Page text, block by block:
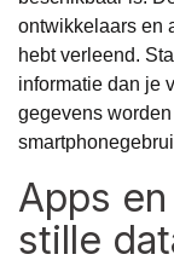
ontwikkelaars en
hebt verleend.
informatie dan je
gegevens
Apps
stille